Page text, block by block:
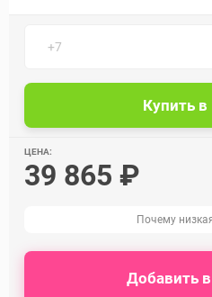
ЦЕНА:
39 865 ₽
Почему
Добавить